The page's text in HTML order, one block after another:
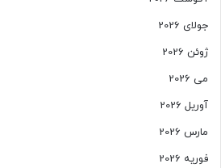
جولای 2026
ژوئن 2026
می 2026
آوریل 2026
مارس 2026
فوریه 2026